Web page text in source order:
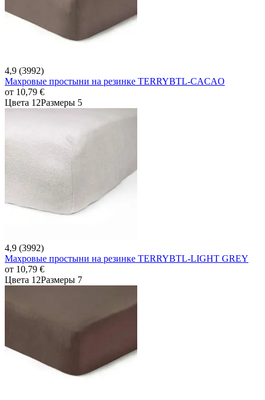
4,9 (3992)
Махровые простыни на резинке TERRYBTL-CACAO
от 10,79 €
Цвета 12Размеры 5
4,9 (3992)
Махровые простыни на резинке TERRYBTL-LIGHT GREY
от 10,79 €
Цвета 12Размеры 7